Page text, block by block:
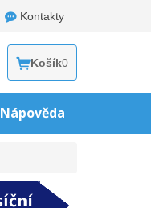
Kontakty
Košík0
Nápověda